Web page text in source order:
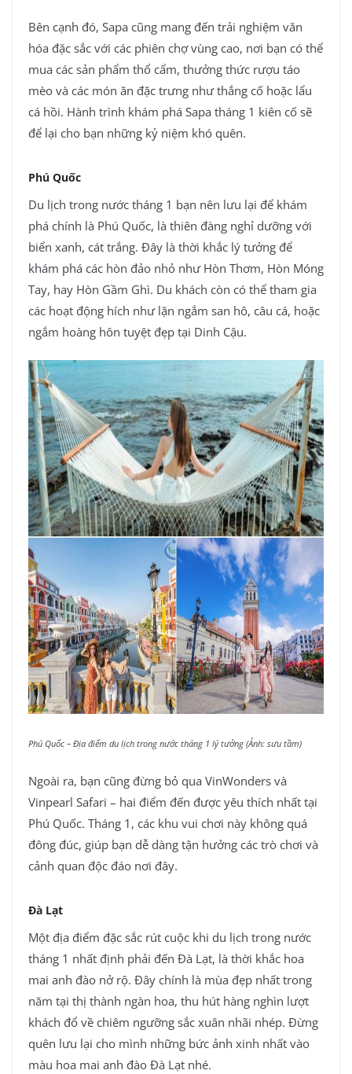
Bên cạnh đó, Sapa cũng mang đến trải nghiệm văn
hóa đặc sắc với các phiên chợ vùng cao, nơi bạn có thể
mua các sản phẩm thổ cẩm, thưởng thức rượu táo
mèo và các món ăn đặc trưng như thắng cố hoặc lẩu
cá hồi. Hành trình khám phá Sapa tháng 1 kiên cố sẽ
để lại cho bạn những kỷ niệm khó quên.
Phú Quốc
Du lịch trong nước tháng 1 bạn nên lưu lại để khám
phá chính là Phú Quốc, là thiên đàng nghỉ dưỡng với
biển xanh, cát trắng. Đây là thời khắc lý tưởng để
khám phá các hòn đảo nhỏ như Hòn Thơm, Hòn Móng
Tay, hay Hòn Gầm Ghì. Du khách còn có thể tham gia
các hoạt động hích như lặn ngắm san hô, câu cá, hoặc
ngắm hoàng hôn tuyệt đẹp tại Dinh Cậu.
Phú Quốc – Địa điểm du lịch trong nước tháng 1 lý tưởng (Ảnh: sưu tầm)
Ngoài ra, bạn cũng đừng bỏ qua VinWonders và
Vinpearl Safari – hai điểm đến được yêu thích nhất tại
Phú Quốc. Tháng 1, các khu vui chơi này không quá
đông đúc, giúp bạn dễ dàng tận hưởng các trò chơi và
cảnh quan độc đáo nơi đây.
Đà Lạt
Một địa điểm đặc sắc rút cuộc khi du lịch trong nước
tháng 1 nhất định phải đến Đà Lạt, là thời khắc hoa
mai anh đào nở rộ. Đây chính là mùa đẹp nhất trong
năm tại thị thành ngàn hoa, thu hút hàng nghìn lượt
khách đổ về chiêm ngưỡng sắc xuân nhãi nhép. Đừng
quên lưu lại cho mình những bức ảnh xinh nhất vào
màu hoa mai anh đào Đà Lạt nhé.